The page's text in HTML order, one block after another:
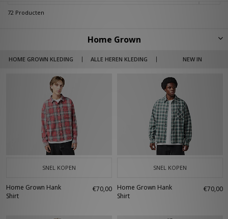
72 Producten
Home Grown
HOME GROWN KLEDING ALLE HEREN KLEDING NEW IN
Geïnspireerd door de mensen waarmee we ons verplaatsen en de
plaatsen waar we komen, is Home Grown een label dat de community
verspreiden van de componenten van luxe tot de kringloopwinkel, draait
Home Grown om statements, creativiteit en storytelling.
SNEL KOPEN
Home Grown Hank
Shirt
€70,00
SNEL KOPEN
Home Grown Hank
Shirt
€70,00